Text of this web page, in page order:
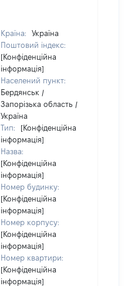
Країна:
Україна
Поштовий індекс:
[Конфіденційна
інформація]
Населений пункт:
Бердянськ /
Запорізька область /
Україна
Тип:
[Конфіденційна
інформація]
Назва:
[Конфіденційна
інформація]
Номер будинку:
[Конфіденційна
інформація]
Номер корпусу:
[Конфіденційна
інформація]
Номер квартири:
[Конфіденційна
інформація]